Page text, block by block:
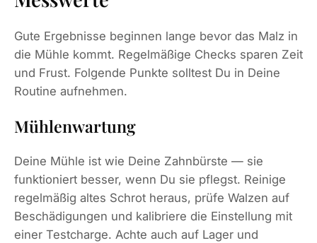
Gute Ergebnisse beginnen lange bevor das Malz in
die Mühle kommt. Regelmäßige Checks sparen Zeit
und Frust. Folgende Punkte solltest Du in Deine
Routine aufnehmen.
Mühlenwartung
Deine Mühle ist wie Deine Zahnbürste — sie
funktioniert besser, wenn Du sie pflegst. Reinige
regelmäßig altes Schrot heraus, prüfe Walzen auf
Beschädigungen und kalibriere die Einstellung mit
einer Testcharge. Achte auch auf Lager und